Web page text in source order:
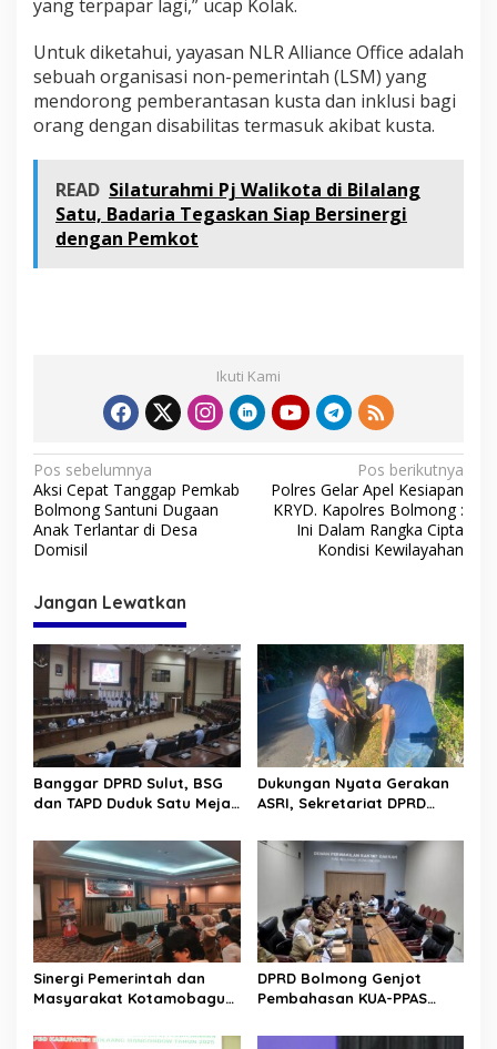
yang terpapar lagi,” ucap Kolak.
Untuk diketahui, yayasan NLR Alliance Office adalah
sebuah organisasi non-pemerintah (LSM) yang
mendorong pemberantasan kusta dan inklusi bagi
orang dengan disabilitas termasuk akibat kusta.
READ Silaturahmi Pj Walikota di Bilalang
Satu, Badaria Tegaskan Siap Bersinergi
dengan Pemkot
Ikuti Kami
N
a
v
i
g
a
s
i
p
o
s
Pos sebelumnya
Aksi Cepat Tanggap Pemkab
Bolmong Santuni Dugaan
Anak Terlantar di Desa
Domisil
Pos berikutnya
Polres Gelar Apel Kesiapan
KRYD. Kapolres Bolmong :
Ini Dalam Rangka Cipta
Kondisi Kewilayahan
Jangan Lewatkan
Banggar DPRD Sulut, BSG
dan TAPD Duduk Satu Meja.
Rp30 Milyar ke BSG
Dukungan Nyata Gerakan
ASRI, Sekretariat DPRD
Jalan Manado – Tomohon
Sinergi Pemerintah dan
Masyarakat Kotamobagu
Golda Pinontoan
DPRD Bolmong Genjot
Pembahasan KUA-PPAS